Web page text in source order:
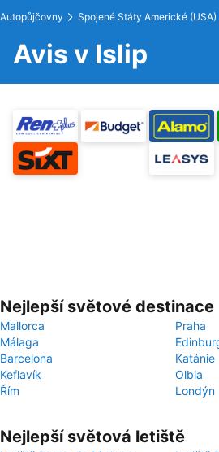
Autopůjčovny Spojené Státy Americké (USA)
Avis v Islip
Nejlepší světové destinace
Mallorca
Praha
Málaga
Barcelona
Katánie
Keflavík
Olbia
Řím
Londýn
Nejlepší světová letiště